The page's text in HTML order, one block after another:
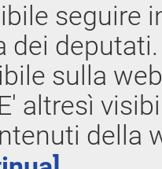
seguire
dei
sulla
altresì
della